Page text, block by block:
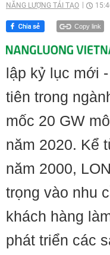
NĂNG LƯỢNG TÁI TẠO
Copy link
lập kỷ lục mới
tiên trong
mốc 20 GW
năm 2020. Kể
năm 2000,
trọng vào nhu
khách hàng
phát triển các